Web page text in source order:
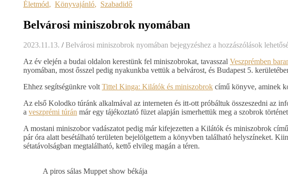
Életmód, Könyvajánló, Szabadidő
Belvárosi miniszobrok nyomában
2023.11.13. / Belvárosi miniszobrok nyomában bejegyzéshez a hozzászólások
Az év elején a budai oldalon kerestünk fel miniszobrokat, tavasszal Veszprémben
nyomában, most ősszel pedig nyakunkba vettük a belvárost, és Budapest 5.
Ehhez segítségünkre voltTittel Kinga: Kilátók és miniszobrok című könyve, aminek
Az első Kolodko túránk alkalmával az interneten és itt-ott próbáltuk összeszedni az
a veszprémi túrán már egy tájékoztató füzet alapján ismerhettük meg a szobrok
A mostani miniszobor vadászatot pedig már kifejezetten a Kilátók és miniszobrok
pár óra alatt besétálható területen bejelölgettem a könyvben található helyszíneket.
sétatávolságban megtalálható, kettő elvileg magán a téren.
A piros sálas Muppet show békája